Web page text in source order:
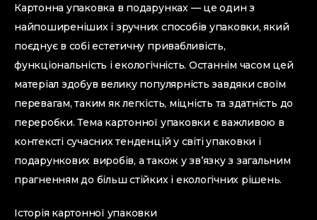
Картонна упаковка в подарунках — це один з
найпоширеніших і зручних способів упаковки, який
поєднує в собі естетичну привабливість,
функціональність і екологічність. Останнім часом цей
матеріал здобув велику популярність завдяки своїм
перевагам, таким як легкість, міцність та здатність до
переробки. Тема картонної упаковки є важливою в
контексті сучасних тенденцій у світі упаковки і
подарункових виробів, а також у зв’язку з загальним
прагненням до більш стійких і екологічних рішень.
Історія картонної упаковки